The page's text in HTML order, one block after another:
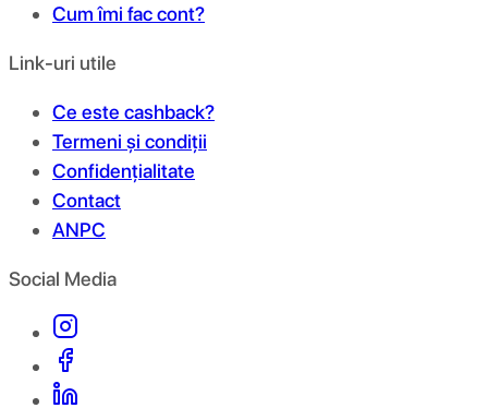
Cum îmi fac cont?
Link-uri utile
Ce este cashback?
Termeni și condiții
Confidențialitate
Contact
ANPC
Social Media